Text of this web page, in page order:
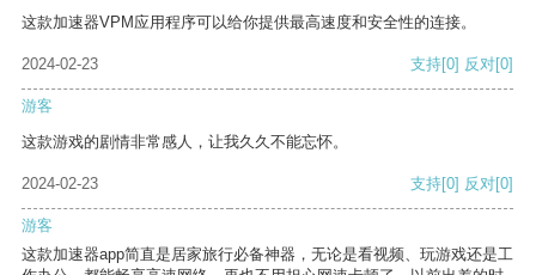
这款加速器VPM应用程序可以给你提供最高速度和安全性的连接。
2024-02-23 支持[0] 反对[0]
游客
这款游戏的剧情非常感人，让我久久不能忘怀。
2024-02-23 支持[0] 反对[0]
游客
这款加速器app简直是居家旅行必备神器，无论是看视频、玩游戏还是工